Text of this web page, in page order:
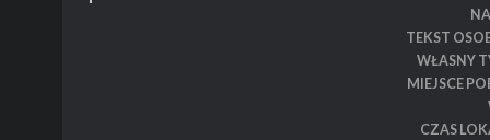
TEKST
WŁASNY
MIEJSCE
CZAS